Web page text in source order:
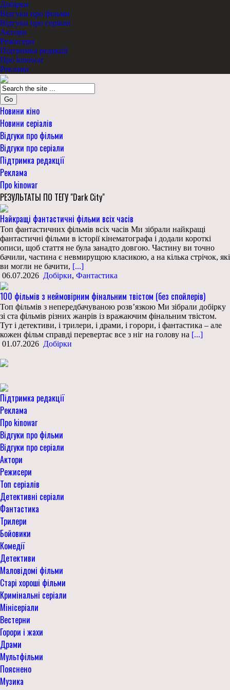
Добірки
Відгуки про фільми
Відгуки про серіали
Актори
Режисери
Підтримка редакції
Про kinowar
Реклама
Go
Новини кіно
Новини серіалів
Відгуки про фільми
Відгуки про серіали
Підтримка редакції
Реклама
Про kinowar
РЕЗУЛЬТАТЫ ПО ТЕГУ "Dark City"
Найкращі фантастичні фільми всіх часів
Топ фантастичних фільмів всіх часів Ми зібрали найкращі
фантастичні фільми в історії кінематографа і додали короткі
описи, щоб стаття не була занадто довгою. Частину ви точно
бачили, частина є невмирущою класикою, а на кілька стрічок, які
ви могли не бачити, [...]
06.07.2026 Добірки, Фантастика
100 фільмів з неймовірним фінальним твістом (без спойлерів)
Топ фільмів з непередбачуваною розв’язкою Ми зібрали добірку
зі ста фільмів різних жанрів із вражаючим фінальним твістом.
Тут і детективи, і трилери, і драми, і горори, і фантастика – але
кожен фільм справді перевертає все з ніг на голову на [...]
01.07.2026 Добірки
Підтримка редакції
Реклама
Про kinowar
Відгуки про фільми
Відгуки про серіали
Актори
Режисери
Топ серіалів
Детективні серіали
Фантастика
Трилери
Бойовики
Комедії
Детективи
Маловідомі фільми
Старі хороші фільми
Кримінальні серіали
Мінісеріали
Вестерни
Горори і жахи
Драми
Мультфільми
Пояснено
Музика